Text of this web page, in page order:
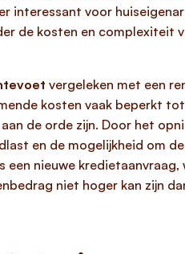
interessant voor
de kosten en complexiteit
vergeleken met een
kosten vaak beperkt
de orde zijn. Door het
en de mogelijkheid om
nieuwe
niet hoger kan zijn